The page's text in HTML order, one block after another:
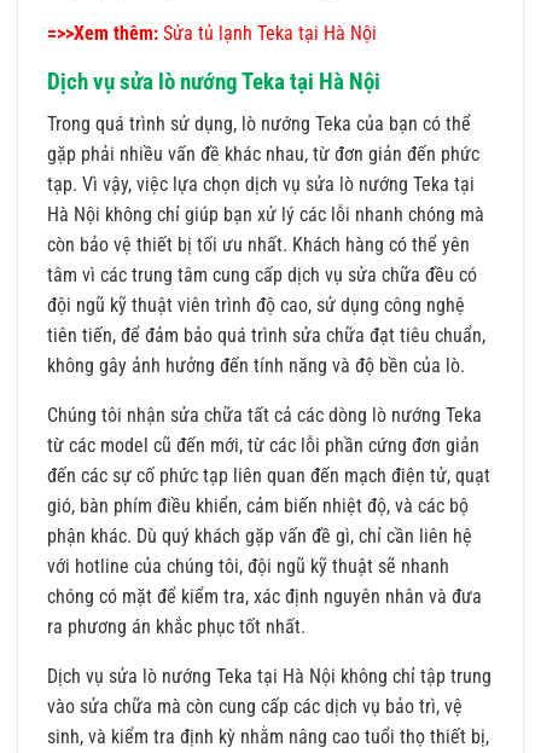
=>>Xem thêm: Sửa tủ lạnh Teka tại Hà Nội
Dịch vụ sửa lò nướng Teka tại Hà Nội
Trong quá trình sử dụng, lò nướng Teka của bạn có thể
gặp phải nhiều vấn đề khác nhau, từ đơn giản đến phức
tạp. Vì vậy, việc lựa chọn dịch vụ sửa lò nướng Teka tại
Hà Nội không chỉ giúp bạn xử lý các lỗi nhanh chóng mà
còn bảo vệ thiết bị tối ưu nhất. Khách hàng có thể yên
tâm vì các trung tâm cung cấp dịch vụ sửa chữa đều có
đội ngũ kỹ thuật viên trình độ cao, sử dụng công nghệ
tiên tiến, để đảm bảo quá trình sửa chữa đạt tiêu chuẩn,
không gây ảnh hưởng đến tính năng và độ bền của lò.
Chúng tôi nhận sửa chữa tất cả các dòng lò nướng Teka
từ các model cũ đến mới, từ các lỗi phần cứng đơn giản
đến các sự cố phức tạp liên quan đến mạch điện tử, quạt
gió, bàn phím điều khiển, cảm biến nhiệt độ, và các bộ
phận khác. Dù quý khách gặp vấn đề gì, chỉ cần liên hệ
với hotline của chúng tôi, đội ngũ kỹ thuật sẽ nhanh
chóng có mặt để kiểm tra, xác định nguyên nhân và đưa
ra phương án khắc phục tốt nhất.
Dịch vụ sửa lò nướng Teka tại Hà Nội không chỉ tập trung
vào sửa chữa mà còn cung cấp các dịch vụ bảo trì, vệ
sinh, và kiểm tra định kỳ nhằm nâng cao tuổi thọ thiết bị,